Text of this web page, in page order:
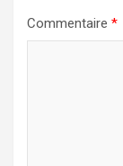
Commentaire *